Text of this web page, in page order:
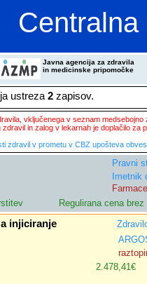
Javna agencija za zdravila
in medicinske pripomočke
ustreza 2 zapisov.
vključenega v seznam
in zalog v lekarnah je doplačilo
zdravil v prometu v CBZ upošteva
Pravni
Imetnik
Regulirana cena brez
injiciranje
2.478,41€